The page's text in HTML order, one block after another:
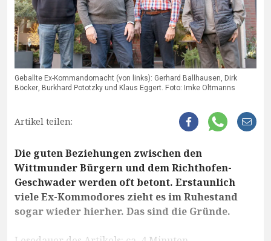
Geballte Ex-Kommandomacht (von links): Gerhard Ballhausen, Dirk
Böcker, Burkhard Pototzky und Klaus Eggert. Foto: Imke Oltmanns
Artikel teilen:
Die guten Beziehungen zwischen den
Wittmunder Bürgern und dem Richthofen-
Geschwader werden oft betont. Erstaunlich
viele Ex-Kommodores zieht es im Ruhestand
sogar wieder hierher. Das sind die Gründe.